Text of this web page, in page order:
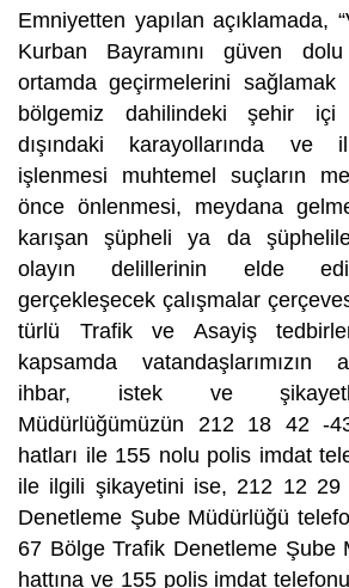
Emniyetten yapılan açıklamada,
Kurban Bayramını güven
ortamda geçirmelerini sağlamak
bölgemiz dahilindeki şehir
dışındaki karayollarında ve
işlenmesi muhtemel suçların
önce önlenmesi, meydana
karışan şüpheli ya da
olayın delillerinin elde
gerçekleşecek çalışmalar
türlü Trafik ve Asayiş
kapsamda vatandaşlarımızın
ihbar, istek ve
Müdürlüğümüzün 212 18 42 -
hatları ile 155 nolu polis imdat
ile ilgili şikayetini ise, 212 12 29
Denetleme Şube Müdürlüğü
67 Bölge Trafik Denetleme Şube
hattına ve 155 polis imdat